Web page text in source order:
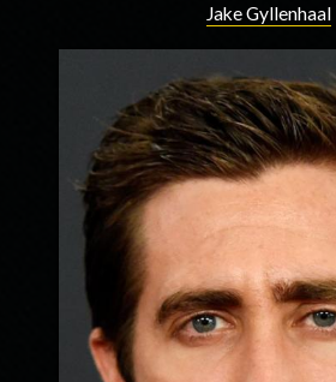
Jake Gyllenhaal